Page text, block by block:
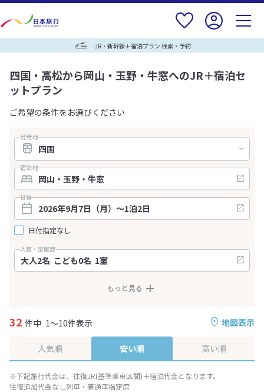
JR・新幹線＋宿泊プラン 検索・予約
四国・高松から岡山・玉野・牛窓へのJR＋宿泊セ
ットプラン
ご希望の条件をお選びください
出発地
宿泊地
日程
日付指定なし
人数・部屋数
もっと見る
地図表示
32 件中 1～10件表示
人気順 安い順 高い順
※下記旅行代金は、往復JR(基準乗車区間)＋宿泊代金となります。
往復追加代金なし列車・普通車指定席